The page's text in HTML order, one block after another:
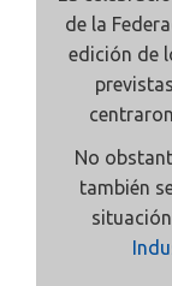
de la
edición de
No
también